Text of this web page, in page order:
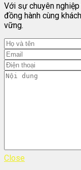
Với sự chuyên
đồng hành cùng
vững.
Close